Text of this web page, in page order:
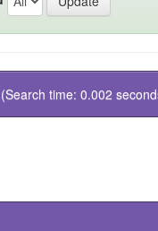
time: 0.002